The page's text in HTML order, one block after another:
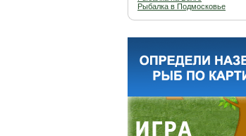
Рыбалка в Подмосковье